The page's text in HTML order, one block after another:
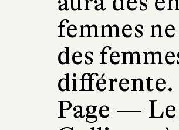
femmes
des
différente.
Page —